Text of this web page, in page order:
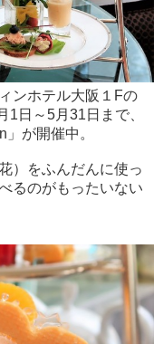
ンホテル大阪１Fの
1日～5月31日まで、
が開催中。
）をふんだんに使っ
るのがもったいない